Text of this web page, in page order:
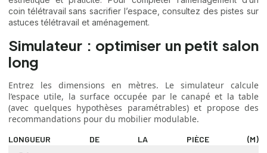
coin télétravail sans sacrifier l’espace, consultez des pistes sur
astuces télétravail et aménagement.
Simulateur : optimiser un petit salon
long
Entrez les dimensions en mètres. Le simulateur calcule
l’espace utile, la surface occupée par le canapé et la table
(avec quelques hypothèses paramétrables) et propose des
recommandations pour du mobilier modulable.
LONGUEUR DE LA PIÈCE (M)